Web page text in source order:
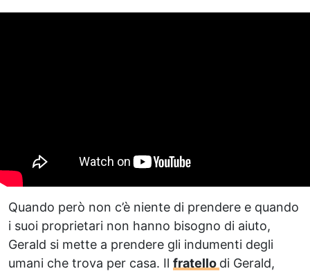
Quando però non c’è niente di prendere e quando
i suoi proprietari non hanno bisogno di aiuto,
Gerald si mette a prendere gli indumenti degli
umani che trova per casa. Il fratello di Gerald,